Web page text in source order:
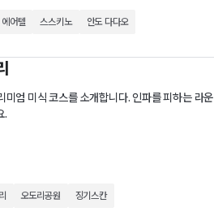
어텔 스스키노 안도 다다오
엄 미식 코스를 소개합니다. 인파를 피하는 라운
.
오도리공원 징기스칸